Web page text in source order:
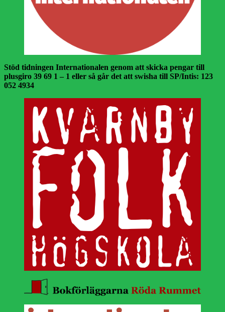
Stöd tidningen Internationalen genom att skicka pengar till
plusgiro 39 69 1 – 1 eller så går det att swisha till SP/Intis: 123
052 4934